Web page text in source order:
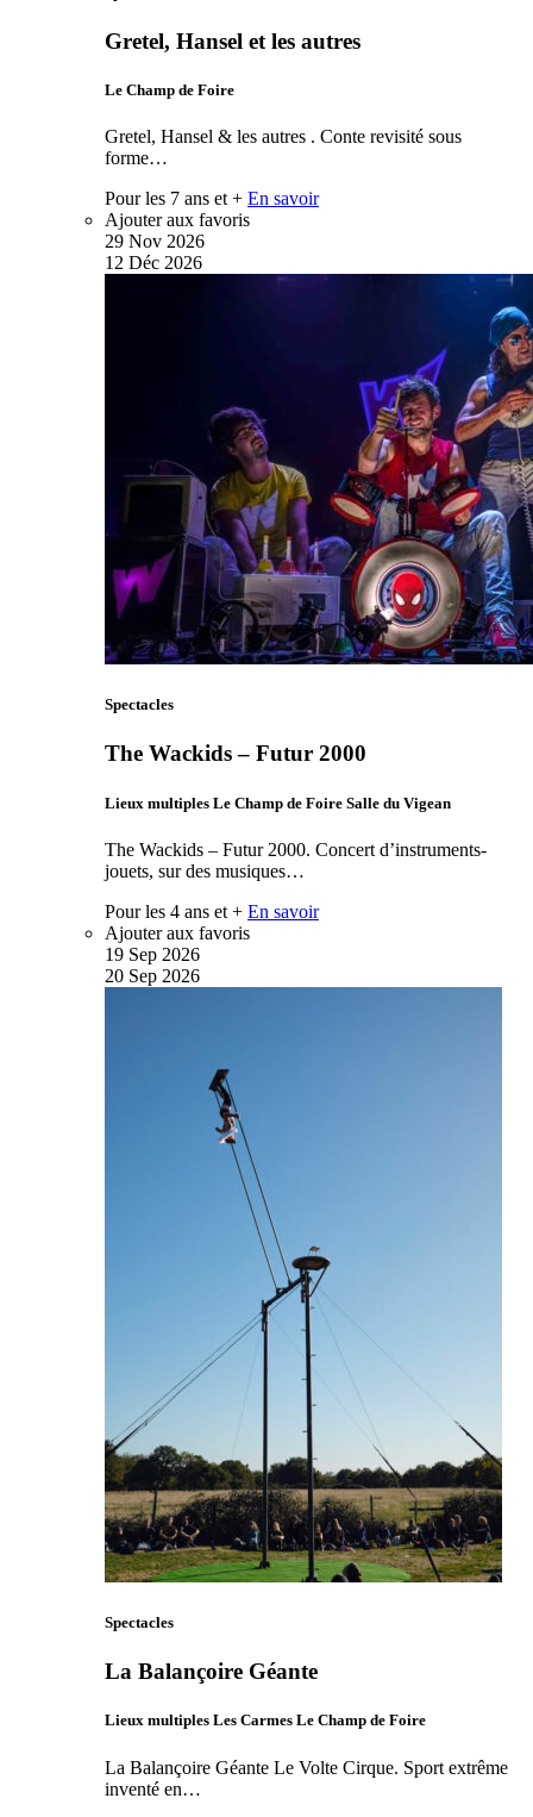
Gretel, Hansel et les autres
Le Champ de Foire
Gretel, Hansel & les autres . Conte revisité sous
forme…
Pour les 7 ans et + En savoir
Ajouter aux favoris
29 Nov 2026
12 Déc 2026
Spectacles
The Wackids – Futur 2000
Lieux multiples Le Champ de Foire Salle du Vigean
The Wackids – Futur 2000. Concert d’instruments-
jouets, sur des musiques…
Pour les 4 ans et + En savoir
Ajouter aux favoris
19 Sep 2026
20 Sep 2026
Spectacles
La Balançoire Géante
Lieux multiples Les Carmes Le Champ de Foire
La Balançoire Géante Le Volte Cirque. Sport extrême
inventé en…